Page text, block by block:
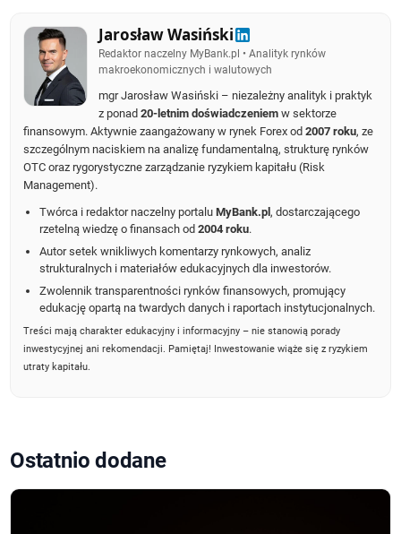
Jarosław Wasiński
Redaktor naczelny MyBank.pl • Analityk rynków
makroekonomicznych i walutowych
mgr Jarosław Wasiński – niezależny analityk i praktyk
z ponad20-letnim doświadczeniem w sektorze
finansowym. Aktywnie zaangażowany w rynek Forex od2007 roku, ze
szczególnym naciskiem na analizę fundamentalną, strukturę rynków
OTC oraz rygorystyczne zarządzanie ryzykiem kapitału (Risk
Management).
Twórca i redaktor naczelny portaluMyBank.pl, dostarczającego
rzetelną wiedzę o finansach od2004 roku.
Autor setek wnikliwych komentarzy rynkowych, analiz
strukturalnych i materiałów edukacyjnych dla inwestorów.
Zwolennik transparentności rynków finansowych, promujący
edukację opartą na twardych danych i raportach instytucjonalnych.
Treści mają charakter edukacyjny i informacyjny – nie stanowią porady
inwestycyjnej ani rekomendacji. Pamiętaj! Inwestowanie wiąże się z ryzykiem
utraty kapitału.
Ostatnio dodane